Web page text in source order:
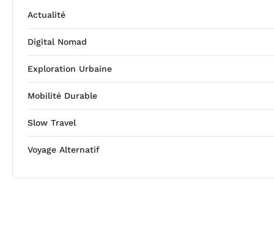
Actualité
Digital Nomad
Exploration Urbaine
Mobilité Durable
Slow Travel
Voyage Alternatif